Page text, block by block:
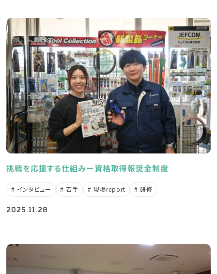
エントリーフォーム
パートの求人情報はこちら
挑戦を応援する仕組みー資格取得報奨金制度
インタビュー 若手 現場report 研修
2025.11.28